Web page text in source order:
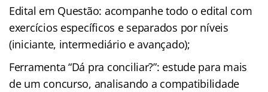
Edital em Questão: acompanhe todo o edital com
exercícios específicos e separados por níveis
(iniciante, intermediário e avançado);
Ferramenta “Dá pra conciliar?”: estude para mais
de um concurso, analisando a compatibilidade